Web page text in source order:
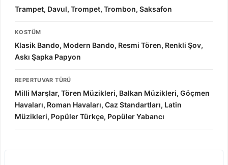
Trampet, Davul, Trompet, Trombon, Saksafon
KOSTÜM
Klasik Bando, Modern Bando, Resmi Tören, Renkli Şov,
Askı Şapka Papyon
REPERTUVAR TÜRÜ
Milli Marşlar, Tören Müzikleri, Balkan Müzikleri, Göçmen
Havaları, Roman Havaları, Caz Standartları, Latin
Müzikleri, Popüler Türkçe, Popüler Yabancı